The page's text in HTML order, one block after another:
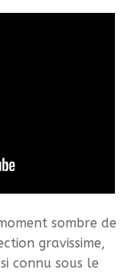
sombre de
gravissime,
connu sous le